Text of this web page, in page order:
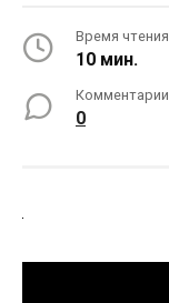
Время чтения
10 мин.
Комментарии
0